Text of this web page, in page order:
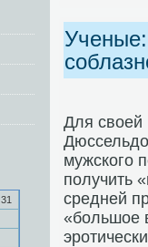
31
Ученые:
Для своей
мужского
получить
средней
«большое